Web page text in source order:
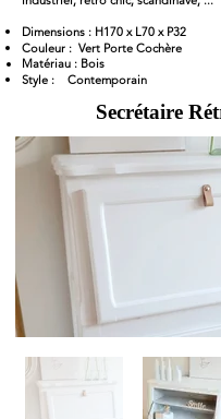
Dimensions : H170 x L70 x P32
Couleur : Vert Porte Cochère
Matériau : Bois
Style : Contemporain
Secrétaire